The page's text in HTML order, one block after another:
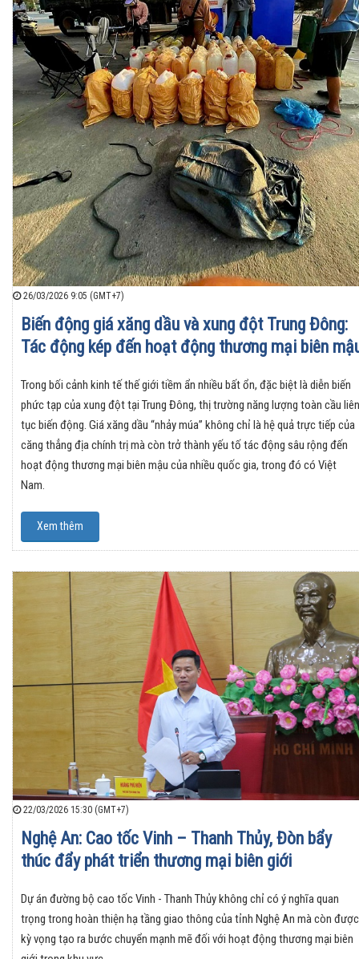
26/03/2026 9:05 (GMT+7)
Biến động giá xăng dầu và xung đột Trung Đông:
Tác động kép đến hoạt động thương mại biên
Trong bối cảnh kinh tế thế giới tiềm ẩn nhiều bất ổn, đặc biệt là diễn biến
phức tạp của xung đột tại Trung Đông, thị trường năng lượng toàn cầu liên
tục biến động. Giá xăng dầu “nhảy múa” không chỉ là hệ quả trực tiếp của
căng thẳng địa chính trị mà còn trở thành yếu tố tác động sâu rộng đến
hoạt động thương mại biên mậu của nhiều quốc gia, trong đó có Việt
Nam.
Xem thêm
22/03/2026 15:30 (GMT+7)
Nghệ An: Cao tốc Vinh – Thanh Thủy, Đòn bẩy
thúc đẩy phát triển thương mại biên giới
Dự án đường bộ cao tốc Vinh - Thanh Thủy không chỉ có ý nghĩa quan
trọng trong hoàn thiện hạ tầng giao thông của tỉnh Nghệ An mà còn được
kỳ vọng tạo ra bước chuyển mạnh mẽ đối với hoạt động thương mại biên